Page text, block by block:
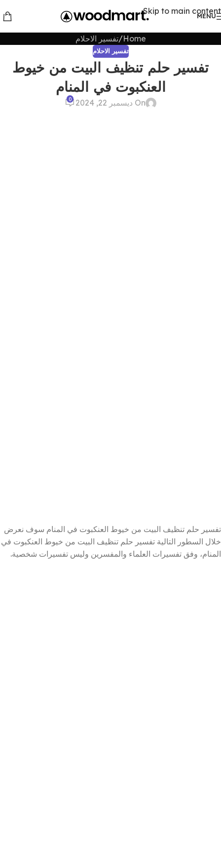
Skip to main content
MENU
Home تفسير الاحلام
تفسير الاحلام
تفسير حلم تنظيف البيت من خيوط
العنكبوت في المنام
On ديسمبر 22, 2024 0
تفسير حلم تنظيف البيت من خيوط العنكبوت في المنام سوف نعرض
خلال السطور التالية تفسير حلم تنظيف البيت من خيوط العنكبوت في
المنام، وفق تفسيرات العلماء والمفسرين وليس تفسيرات شخصية.